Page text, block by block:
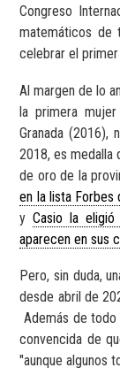
Congreso
matemáticos de
celebrar el
Al margen de lo
la primera
Granada (2016),
2018, es medalla
de oro de la
en la lista Forbes
yCasio la
aparecen en sus
Pero, sin duda,
desde abril de
Además de
convencida de
"aunque algunos